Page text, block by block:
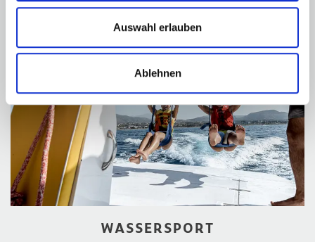
Auswahl erlauben
Ablehnen
WASSERSPORT